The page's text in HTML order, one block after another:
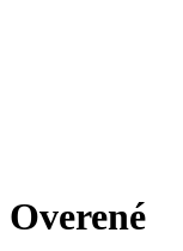
Overené